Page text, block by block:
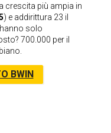
crescita più ampia in
) e addirittura 23 il
solo
700.000 per il
BWIN